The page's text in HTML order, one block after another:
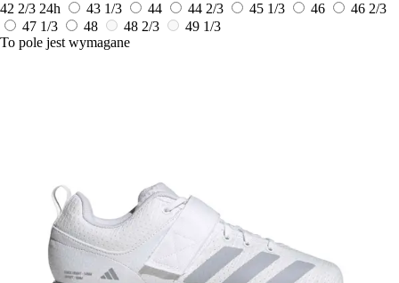
42 2/3 24h 43 1/3 44 44 2/3 45 1/3 46
46 2/3
47 1/3
48 48 2/3
49 1/3
To pole jest wymagane